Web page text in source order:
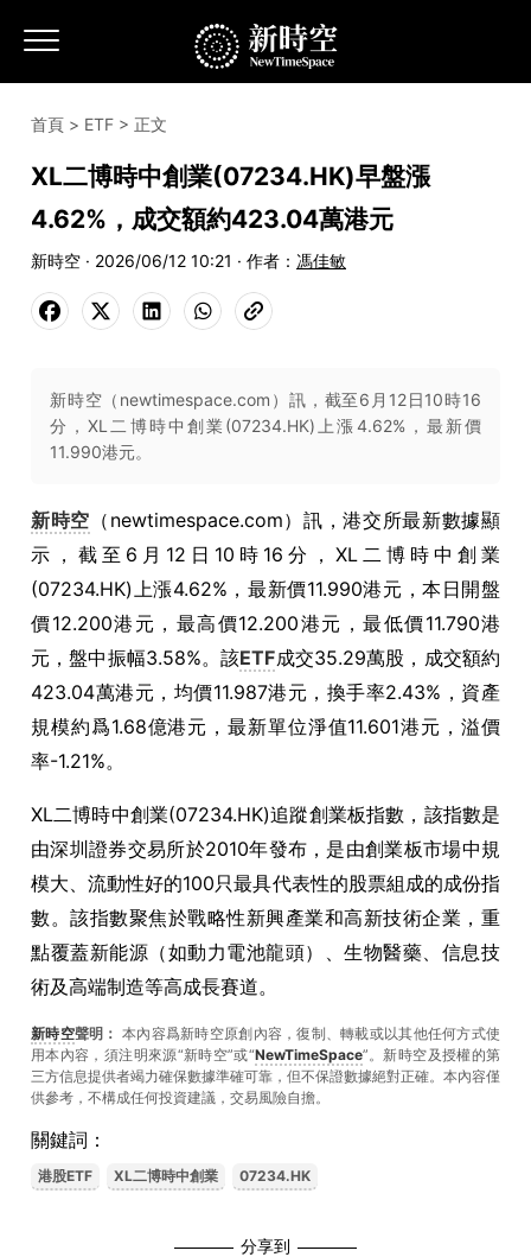
首頁 > ETF > 正文
XL二博時中創業(07234.HK)早盤漲
4.62%，成交額約423.04萬港元
新時空 · 2026/06/12 10:21 · 作者： 馮佳敏
新時空（newtimespace.com）訊，截至6月12日10時16
分，XL二博時中創業(07234.HK)上漲4.62%，最新價
11.990港元。
新時空 （newtimespace.com）訊，港交所最新數據顯
示，截至6月12日10時16分，XL二博時中創業
(07234.HK)上漲4.62%，最新價11.990港元，本日開盤
價12.200港元，最高價12.200港元，最低價11.790港
元，盤中振幅3.58%。該ETF成交35.29萬股，成交額約
423.04萬港元， 均價11.987港元，換手率2.43%，資產
規模約爲1.68億港元，最新單位淨值11.601港元，溢價
率-1.21%。
XL二博時中創業(07234.HK)追蹤創業板指數，該指數是
由深圳證券交易所於2010年發布，是由創業板市場中規
模大、流動性好的100只最具代表性的股票組成的成份指
數。該指數聚焦於戰略性新興產業和高新技術企業，重
點覆蓋新能源（如動力電池龍頭）、生物醫藥、信息技
術及高端制造等高成長賽道。
新時空聲明： 本內容爲新時空原創內容，復制、轉載或以其他任何方式使
用本內容，須注明來源“新時空”或“NewTimeSpace”。新時空及授權的第
三方信息提供者竭力確保數據準確可靠，但不保證數據絕對正確。本內容僅
供參考，不構成任何投資建議，交易風險自擔。
關鍵詞：
港股ETF XL二博時中創業 07234.HK
分享到